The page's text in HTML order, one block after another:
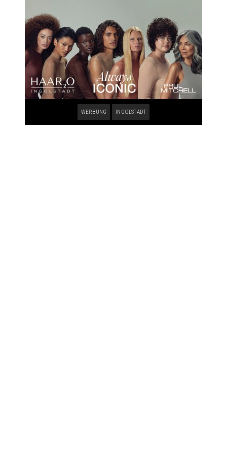
WERBUNG INGOLSTADT